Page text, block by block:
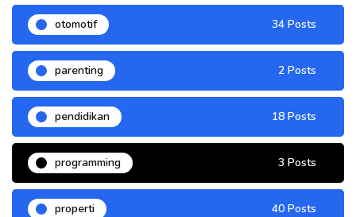
otomotif 34 Posts
parenting 2 Posts
pendidikan 18 Posts
programming 3 Posts
properti 40 Posts